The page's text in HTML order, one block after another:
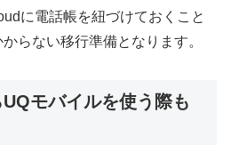
に電話帳を紐づけておくこと
らない移行準備となります。
モバイルを使う際も